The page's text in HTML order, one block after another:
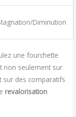
Diminution
une fourchette
non seulement sur
des comparatifs
revalorisation